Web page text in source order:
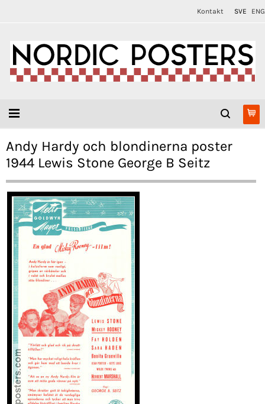
Kontakt SVE ENG
Andy Hardy och blondinerna poster
1944 Lewis Stone George B Seitz